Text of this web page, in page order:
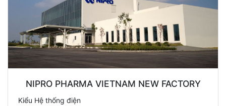
NIPRO PHARMA VIETNAM NEW FACTORY
Kiểu Hệ thống điện